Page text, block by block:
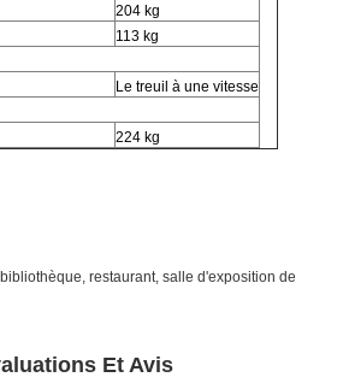
204 kg
113 kg
Le treuil à une vitesse
224 kg
restaurant, salle d'exposition de
Et Avis